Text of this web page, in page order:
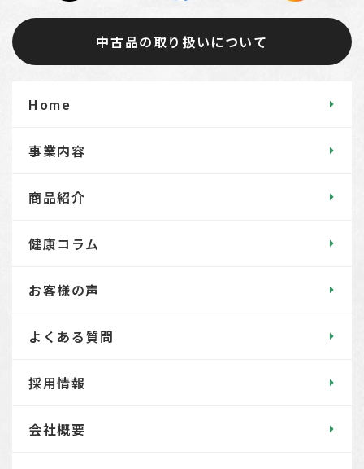
中古品の取り扱いについて
Home
事業内容
商品紹介
健康コラム
お客様の声
よくある質問
採用情報
会社概要